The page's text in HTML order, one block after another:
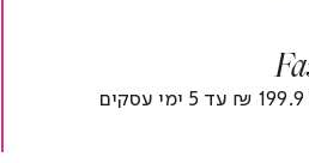
footer
banner
(4)